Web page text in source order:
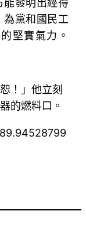
能發明出經得
為黨和國民工
堅實氣力。
！」他立刻
的燃料口。